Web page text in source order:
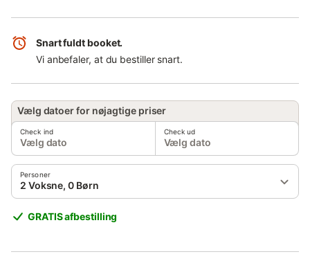
Snart fuldt booket.
Vi anbefaler, at du bestiller snart.
Vælg datoer for nøjagtige priser
Check ind
Vælg dato
Check ud
Vælg dato
Personer
2 Voksne, 0 Børn
GRATIS afbestilling